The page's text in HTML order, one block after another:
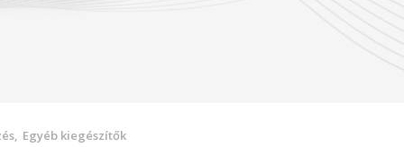
Egyéb kiegészítők